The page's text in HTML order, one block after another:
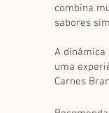
combina
sabores
A dinâmica
uma
Carnes